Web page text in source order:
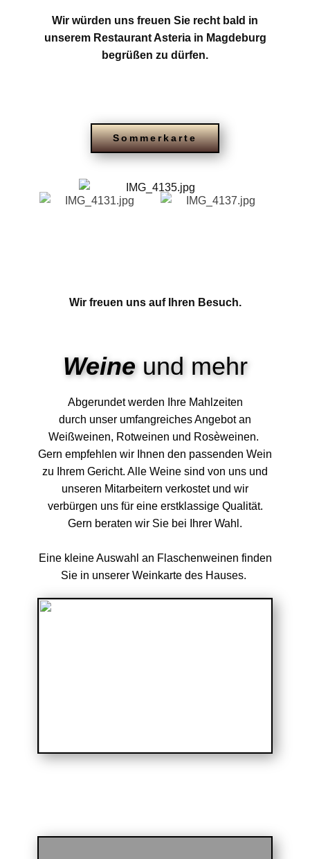
Wir würden uns freuen Sie recht bald in
unserem Restaurant Asteria in Magdeburg
begrüßen zu dürfen.
Sommerkarte
Wir freuen uns auf Ihren Besuch.
Weineund mehr
Abgerundet werden Ihre Mahlzeiten
durch unser umfangreiches Angebot an
Weißweinen, Rotweinen und Rosèweinen.
Gern empfehlen wir Ihnen den passenden Wein
zu Ihrem Gericht. Alle Weine sind von uns und
unseren Mitarbeitern verkostet und wir
verbürgen uns für eine erstklassige Qualität.
Gern beraten wir Sie bei Ihrer Wahl.
Eine kleine Auswahl an Flaschenweinen finden
Sie in unserer Weinkarte des Hauses.